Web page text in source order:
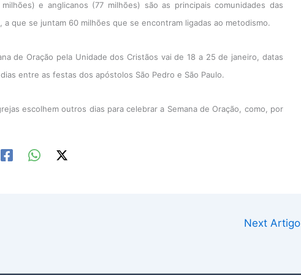
e anglicanos (77 milhões) são as principais comunidades das
a que se juntam 60 milhões que se encontram ligadas ao metodismo.
de Oração pela Unidade dos Cristãos vai de 18 a 25 de janeiro, datas
entre as festas dos apóstolos São Pedro e São Paulo.
escolhem outros dias para celebrar a Semana de Oração, como, por
Next Artigo